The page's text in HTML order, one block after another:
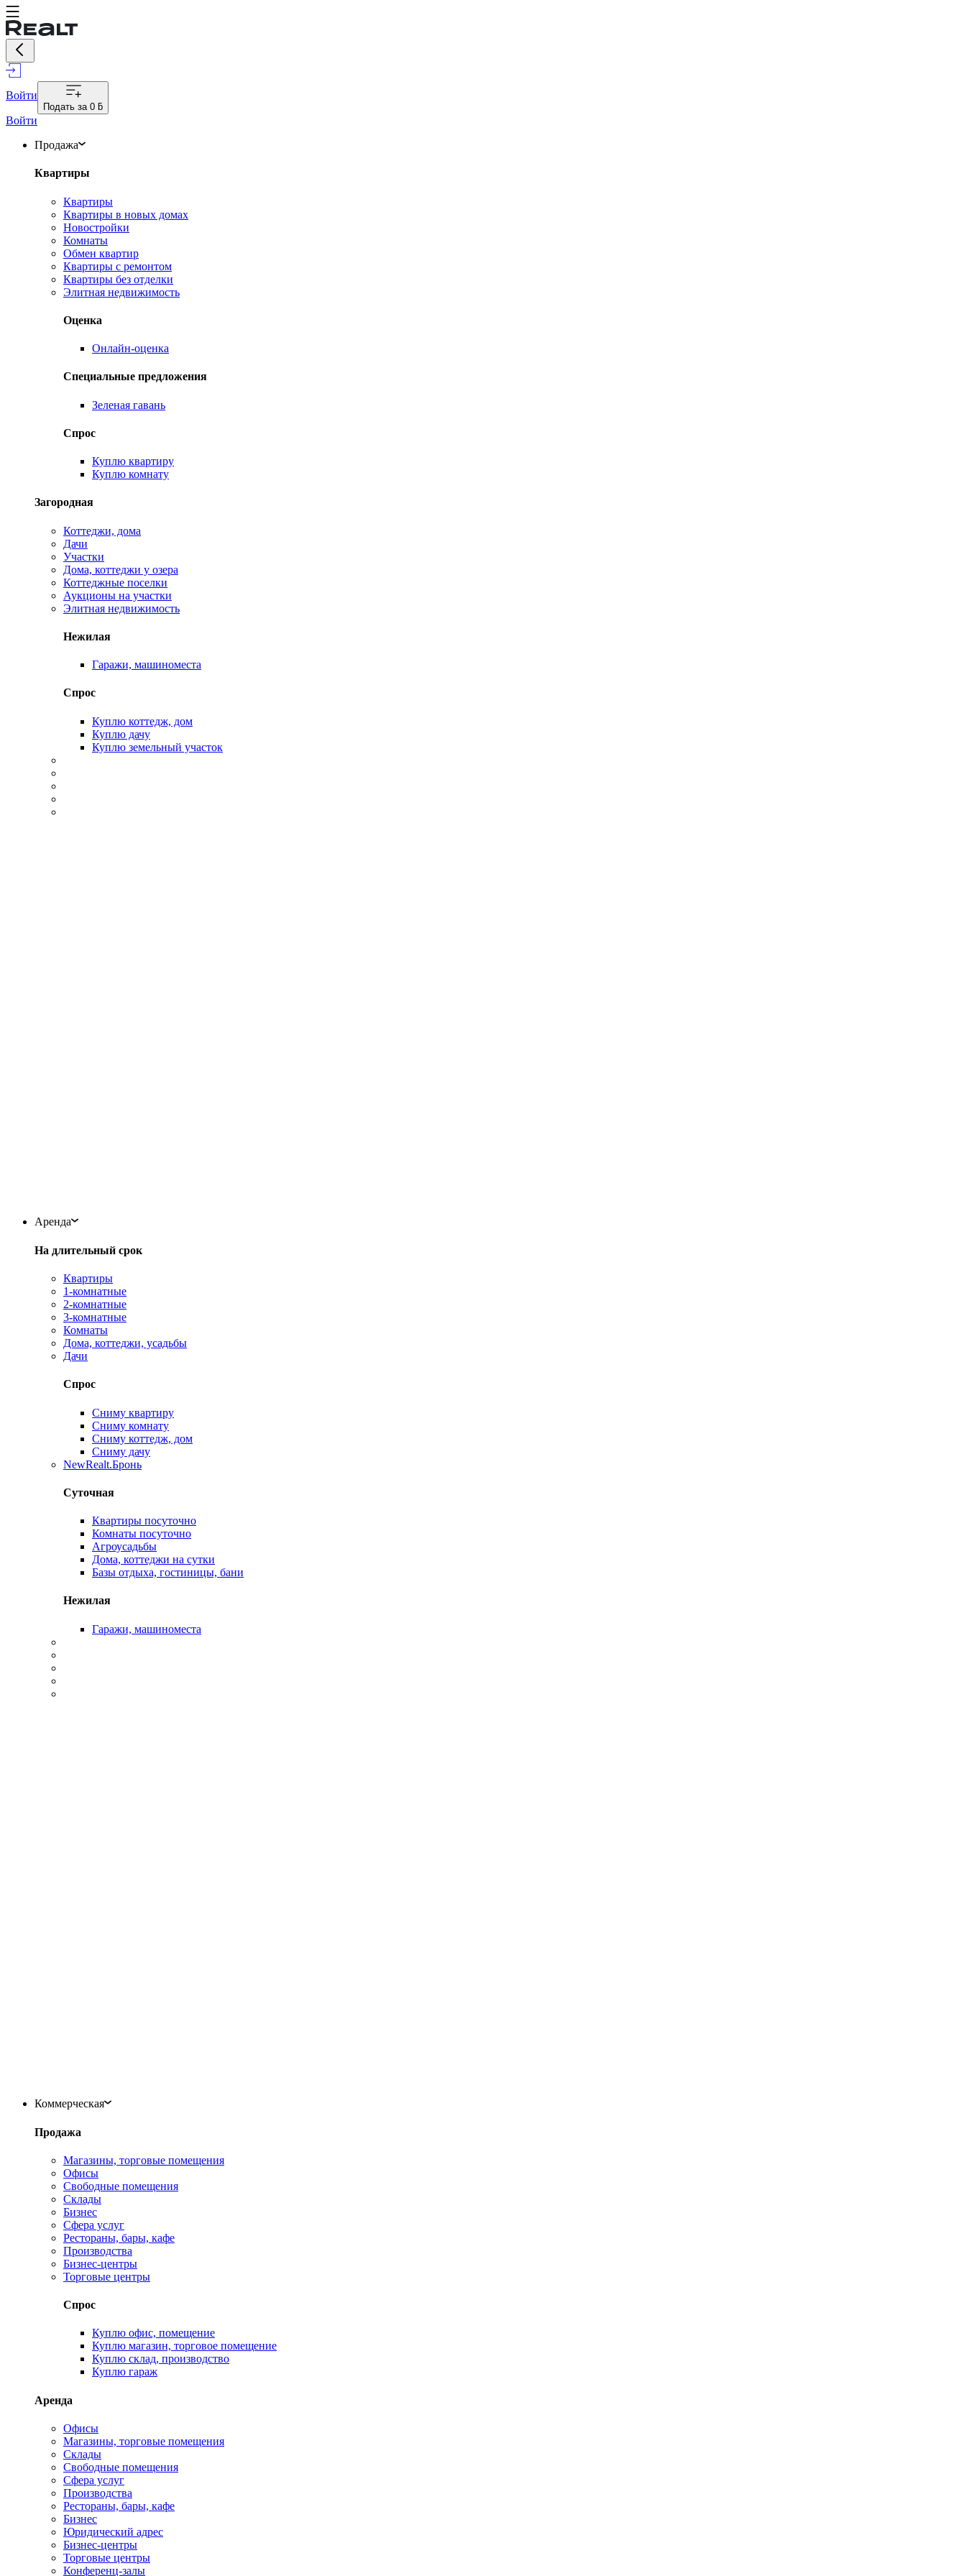
Войти
Подать за 0 ƃ
Войти
Продажа
Квартиры
Квартиры
Квартиры в новых домах
Новостройки
Комнаты
Обмен квартир
Квартиры с ремонтом
Квартиры без отделки
Элитная недвижимость
Оценка
Онлайн-оценка
Специальные предложения
Зеленая гавань
Спрос
Куплю квартиру
Куплю комнату
Загородная
Коттеджи, дома
Дачи
Участки
Дома, коттеджи у озера
Коттеджные поселки
Аукционы на участки
Элитная недвижимость
Нежилая
Гаражи, машиноместа
Спрос
Куплю коттедж, дом
Куплю дачу
Куплю земельный участок
Аренда
На длительный срок
Квартиры
1-комнатные
2-комнатные
3-комнатные
Комнаты
Дома, коттеджи, усадьбы
Дачи
Спрос
Сниму квартиру
Сниму комнату
Сниму коттедж, дом
Сниму дачу
NewRealt.Бронь
Суточная
Квартиры посуточно
Комнаты посуточно
Агроусадьбы
Дома, коттеджи на сутки
Базы отдыха, гостиницы, бани
Нежилая
Гаражи, машиноместа
Коммерческая
Продажа
Магазины, торговые помещения
Офисы
Свободные помещения
Склады
Бизнес
Сфера услуг
Рестораны, бары, кафе
Производства
Бизнес-центры
Торговые центры
Спрос
Куплю офис, помещение
Куплю магазин, торговое помещение
Куплю склад, производство
Куплю гараж
Аренда
Офисы
Магазины, торговые помещения
Склады
Свободные помещения
Сфера услуг
Производства
Рестораны, бары, кафе
Бизнес
Юридический адрес
Бизнес-центры
Торговые центры
Конференц-залы